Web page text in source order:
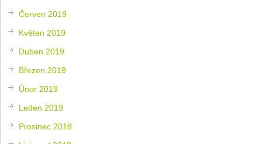
Červen 2019
Květen 2019
Duben 2019
Březen 2019
Únor 2019
Leden 2019
Prosinec 2018